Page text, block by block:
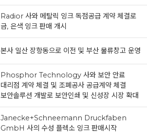
Radior 사와 메탈릭 잉크 독점공급 계약 체결로
금, 은색 잉크 판매 개시
본사 일산 장항동으로 이전 및 부산 물류창고 운영
Phosphor Technology 사와 보안 안료
대리점 계약 체결 및 조폐공사 공급계약 체결
보안솔루션 개발로 보안인쇄 및 신성장 시장 확대
Janecke+Schneemann Druckfaben
GmbH 사의 수성 플렉소 잉크 판매시작